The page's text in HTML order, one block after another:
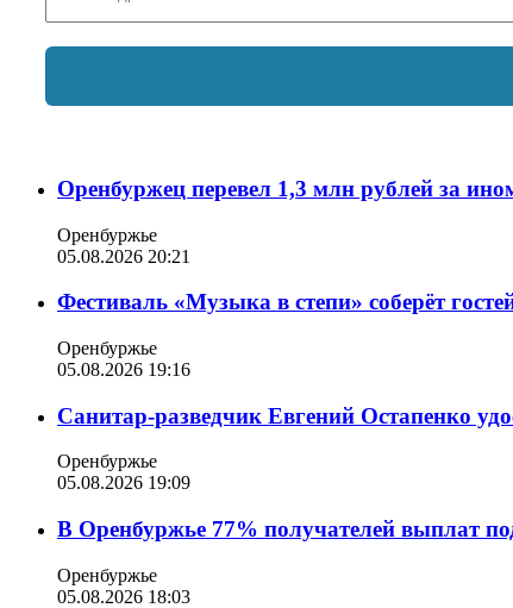
Оренбуржец перевел 1,3 млн рублей за
Оренбуржье
05.08.2026 20:21
Фестиваль «Музыка в степи» соберёт
Оренбуржье
05.08.2026 19:16
Санитар-разведчик Евгений Остапенко
Оренбуржье
05.08.2026 19:09
В Оренбуржье 77% получателей выплат
Оренбуржье
05.08.2026 18:03